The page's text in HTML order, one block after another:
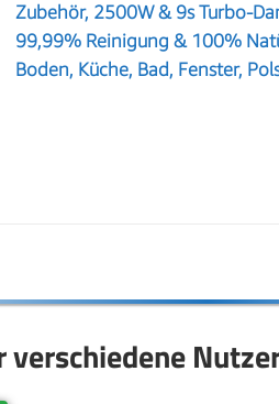
Zubehör, 2500W & 9s Turbo-
99,99% Reinigung & 100%
Boden, Küche, Bad, Fenster,